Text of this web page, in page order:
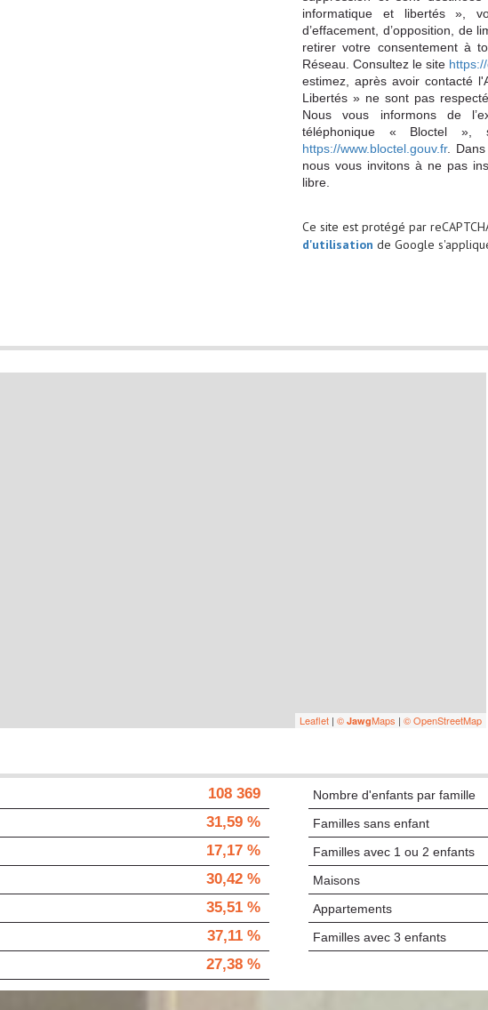
informatique et libertés »,
d’effacement, d’opposition, de
retirer votre consentement à
Réseau. Consultez le site
estimez, après avoir contacté
Libertés » ne sont pas
Nous vous informons de
téléphonique « Bloctel
https://www.bloctel.gouv.fr.
nous vous invitons à ne pas
libre.
Ce site est protégé par
d'utilisation de Google
Leaflet | © JawgMaps | © OpenStreetMap
108 369
31,59 %
17,17 %
30,42 %
35,51 %
37,11 %
27,38 %
Nombre d'enfants par famille
Familles sans enfant
Familles avec 1 ou 2 enfants
Maisons
Appartements
Familles avec 3 enfants